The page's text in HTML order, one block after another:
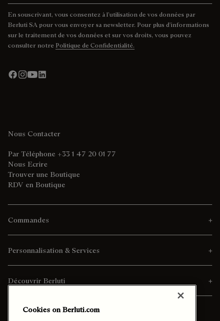
En souscrivant, vous consentez à l’utilisation de vos données par
Berluti SA pour vous envoyer sa newsletter. Pour plus d’informations
sur le traitement de vos données et sur vos droits, vous pouvez
consulter notre Politique de Confidentialité.
Nous Contacter
Par Téléphone +33 1 47 20 01 77
Nous Ecrire
Trouver une Boutique
RDV en Boutique
Commandes
Personnalisation & Services
Découvrir Berluti
Cookies on Berluti.com